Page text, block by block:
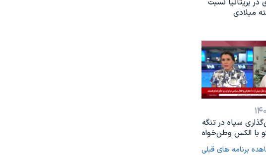
بریتانیا نسبت
میلادی
سپاه در تنگه
با الکس وطن‌خواه
برنامه های قبلی